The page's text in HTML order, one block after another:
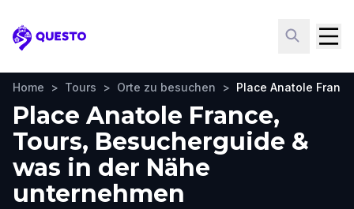
Questo
Home > Tours > Orte zu besuchen > Place Anatole France
Place Anatole France,
Tours, Besucherguide &
was in der Nähe
unternehmen